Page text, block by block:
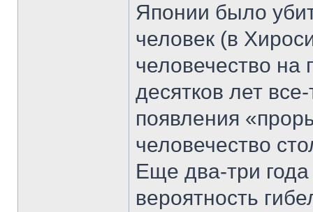
Японии было
человек (в
человечество на
десятков лет
появления
человечество
Еще два-три
вероятность